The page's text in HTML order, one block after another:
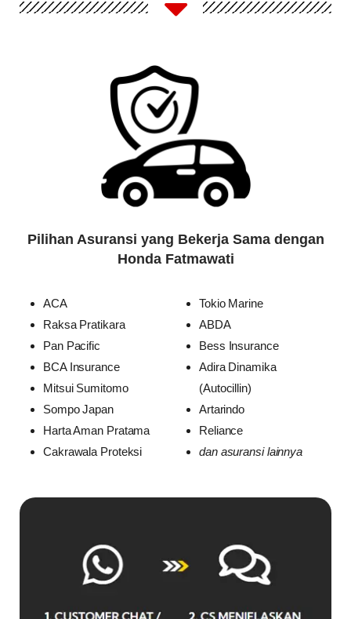
Pilihan Asuransi yang Bekerja Sama dengan
Honda Fatmawati
ACA
Raksa Pratikara
Pan Pacific
BCA Insurance
Mitsui Sumitomo
Sompo Japan
Harta Aman Pratama
Cakrawala Proteksi
Tokio Marine
ABDA
Bess Insurance
Adira Dinamika
(Autocillin)
Artarindo
Reliance
dan asuransi lainnya